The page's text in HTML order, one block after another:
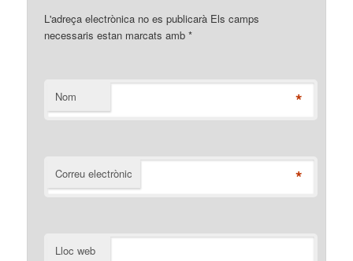
L'adreça electrònica no es publicarà Els camps
necessaris estan marcats amb*
Nom *
Correu electrònic *
Lloc web